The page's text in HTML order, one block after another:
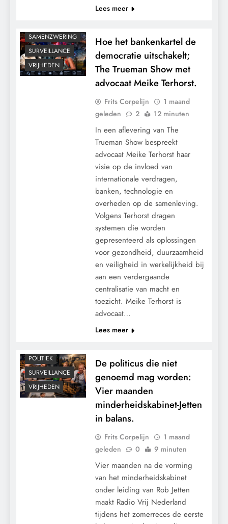
Lees meer
SAMENZWERING
SURVEILLANCE
VRIJHEDEN
Hoe het bankenkartel de
democratie uitschakelt;
The Trueman Show met
advocaat Meike Terhorst.
Frits Corpelijn
1 maand
geleden
2 12 minuten
In een aflevering van The
Trueman Show bespreekt
advocaat Meike Terhorst haar
visie op de invloed van
internationale verdragen,
banken, technologie en
overheden op de samenleving.
Volgens Terhorst dragen
systemen die worden
gepresenteerd als oplossingen
voor gezondheid, duurzaamheid
en veiligheid in werkelijkheid bij
aan een verdergaande
centralisatie van macht en
toezicht. Meike Terhorst is
advocaat…
Lees meer
POLITIEK
SURVEILLANCE
VRIJHEDEN
De politicus die niet
genoemd mag worden:
Vier maanden
minderheidskabinet-Jetten
in balans.
Frits Corpelijn
1 maand
geleden
0 9 minuten
Vier maanden na de vorming
van het minderheidskabinet
onder leiding van Rob Jetten
maakt Radio Vrij Nederland
tijdens het zomerreces de eerste